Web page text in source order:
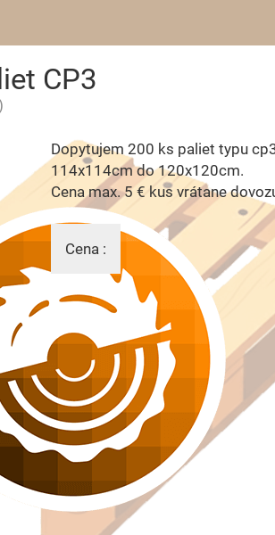
CP3
Dopytujem 200 ks paliet typu
114x114cm do 120x120cm.
Cena max. 5 € kus vrátane
Cena :
10.08.2023